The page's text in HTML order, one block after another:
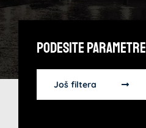
Podesite Parametre
Još filtera